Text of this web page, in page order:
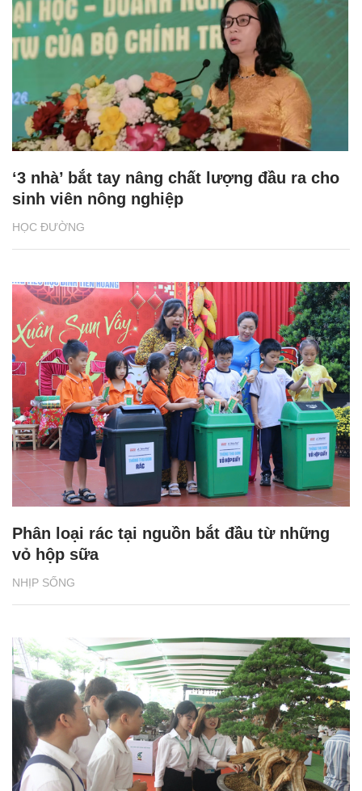
HỌC ĐƯỜNG
‘3 nhà’ bắt tay nâng chất lượng đầu ra cho
sinh viên nông nghiệp
NHỊP SỐNG
Phân loại rác tại nguồn bắt đầu từ những
vỏ hộp sữa